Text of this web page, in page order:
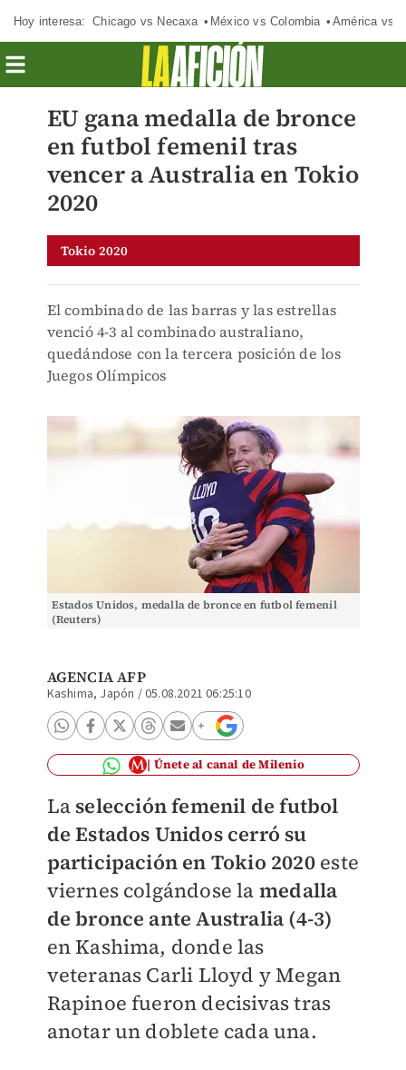
Hoy interesa: Chicago vs Necaxa México vs Colombia América vs
EU gana medalla de bronce
en futbol femenil tras
vencer a Australia en Tokio
2020
Tokio 2020
El combinado de las barras y las estrellas
venció 4-3 al combinado australiano,
quedándose con la tercera posición de los
Juegos Olímpicos
Estados Unidos, medalla de bronce en futbol femenil
(Reuters)
AGENCIA AFP
Kashima, Japón /05.08.2021 06:25:10
Únete al canal de Milenio
La selección femenil de futbol
de Estados Unidos cerró su
participación en Tokio 2020este
viernes colgándose la medalla
de bronce ante Australia (4-3)
en Kashima, donde las
veteranas Carli Lloyd y Megan
Rapinoe fueron decisivas tras
anotar un doblete cada una.